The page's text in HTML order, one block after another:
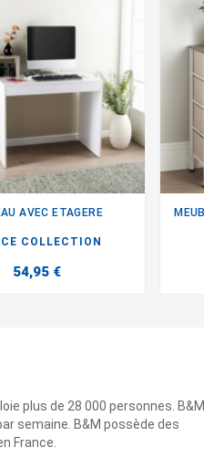
AVEC ETAGERE
COLLECTION
54,95 €
plus de 28 000 personnes. B&M
semaine. B&M possède des
France.